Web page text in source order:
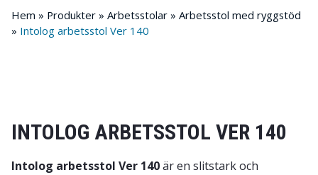
Hem » Produkter » Arbetsstolar » Arbetsstol med ryggstöd
» Intolog arbetsstol Ver 140
INTOLOG ARBETSSTOL VER 140
Intolog arbetsstol Ver 140är en slitstark och